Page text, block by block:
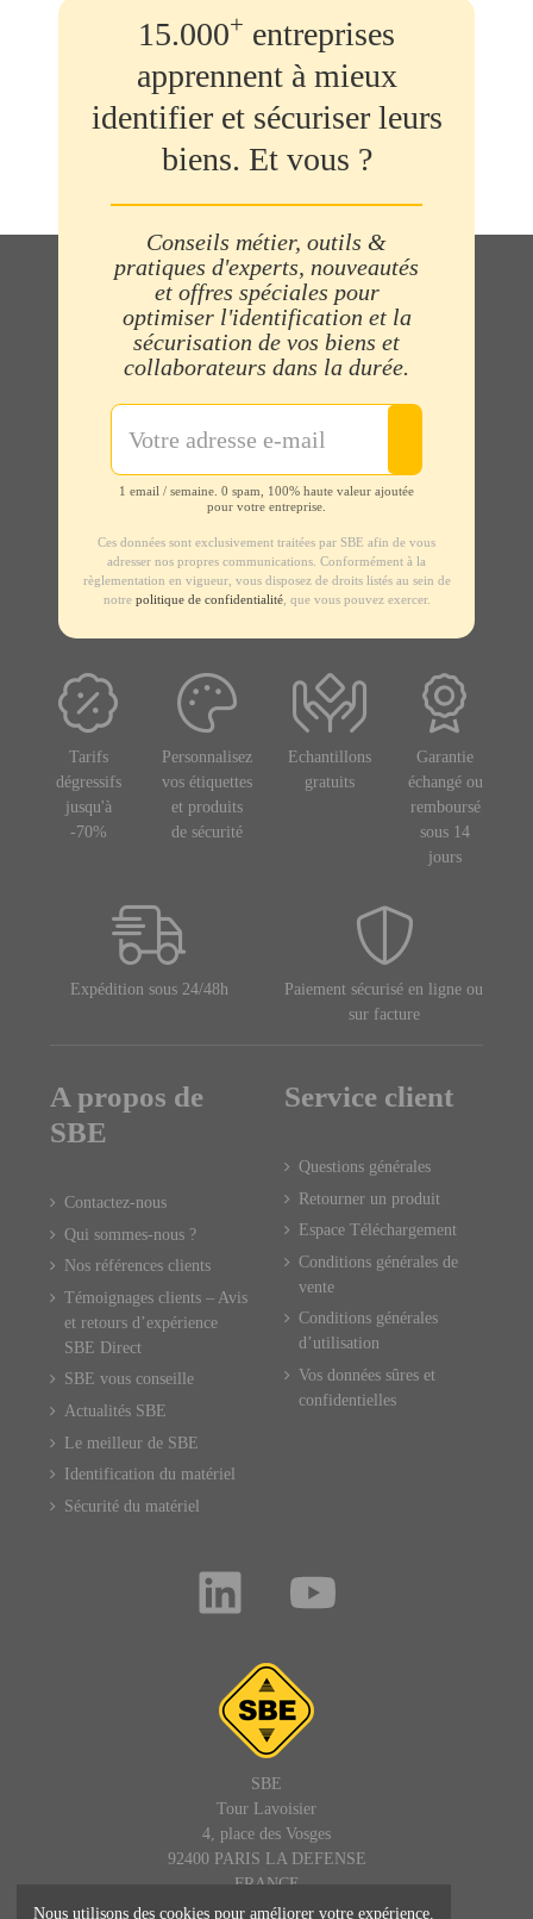
15.000+ entreprises
apprennent à mieux
identifier et sécuriser leurs
biens. Et vous ?
Conseils métier, outils &
pratiques d'experts, nouveautés
et offres spéciales pour
optimiser l'identification et la
sécurisation de vos biens et
collaborateurs dans la durée.
1 email / semaine. 0 spam, 100% haute valeur ajoutée
pour votre entreprise.
Ces données sont exclusivement traitées par SBE afin de vous
adresser nos propres communications. Conformément à la
règlementation en vigueur, vous disposez de droits listés au sein de
notre politique de confidentialité, que vous pouvez exercer.
Tarifs
dégressifs
jusqu'à
-70%
Personnalisez
vos étiquettes
et produits
de sécurité
Echantillons
gratuits
Garantie
échangé ou
remboursé
sous 14
jours
Expédition sous 24/48h
Paiement sécurisé en ligne ou
sur facture
A propos de
SBE
Contactez-nous
Qui sommes-nous ?
Nos références clients
Témoignages clients – Avis
et retours d’expérience
SBE Direct
SBE vous conseille
Actualités SBE
Le meilleur de SBE
Identification du matériel
Sécurité du matériel
Service client
Questions générales
Retourner un produit
Espace Téléchargement
Conditions générales de
vente
Conditions générales
d’utilisation
Vos données sûres et
confidentielles
SBE
Tour Lavoisier
4, place des Vosges
92400 PARIS LA DEFENSE
FRANCE
Nous utilisons des cookies pour améliorer votre expérience.